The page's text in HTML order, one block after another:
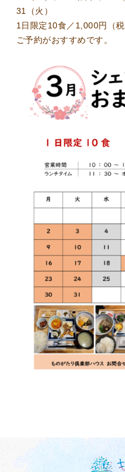
31（火）
1日限定10食／1,000円（税
ご予約がおすすめです。